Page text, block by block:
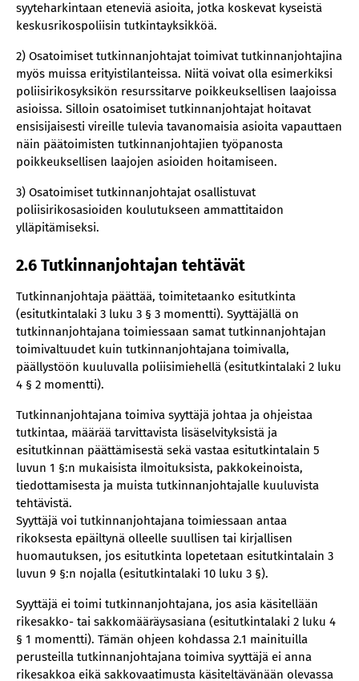
syyteharkintaan eteneviä asioita, jotka koskevat kyseistä
keskusrikospoliisin tutkintayksikköä.
2) Osatoimiset tutkinnanjohtajat toimivat tutkinnanjohtajina
myös muissa erityistilanteissa. Niitä voivat olla esimerkiksi
poliisirikosyksikön resurssitarve poikkeuksellisen laajoissa
asioissa. Silloin osatoimiset tutkinnanjohtajat hoitavat
ensisijaisesti vireille tulevia tavanomaisia asioita vapauttaen
näin päätoimisten tutkinnanjohtajien työpanosta
poikkeuksellisen laajojen asioiden hoitamiseen.
3) Osatoimiset tutkinnanjohtajat osallistuvat
poliisirikosasioiden koulutukseen ammattitaidon
ylläpitämiseksi.
2.6 Tutkinnanjohtajan tehtävät
Tutkinnanjohtaja päättää, toimitetaanko esitutkinta
(esitutkintalaki 3 luku 3 § 3 momentti). Syyttäjällä on
tutkinnanjohtajana toimiessaan samat tutkinnanjohtajan
toimivaltuudet kuin tutkinnanjohtajana toimivalla,
päällystöön kuuluvalla poliisimiehellä (esitutkintalaki 2 luku
4 § 2 momentti).
Tutkinnanjohtajana toimiva syyttäjä johtaa ja ohjeistaa
tutkintaa, määrää tarvittavista lisäselvityksistä ja
esitutkinnan päättämisestä sekä vastaa esitutkintalain 5
luvun 1 §:n mukaisista ilmoituksista, pakkokeinoista,
tiedottamisesta ja muista tutkinnanjohtajalle kuuluvista
tehtävistä.
Syyttäjä voi tutkinnanjohtajana toimiessaan antaa
rikoksesta epäiltynä olleelle suullisen tai kirjallisen
huomautuksen, jos esitutkinta lopetetaan esitutkintalain 3
luvun 9 §:n nojalla (esitutkintalaki 10 luku 3 §).
Syyttäjä ei toimi tutkinnanjohtajana, jos asia käsitellään
rikesakko- tai sakkomääräysasiana (esitutkintalaki 2 luku 4
§ 1 momentti). Tämän ohjeen kohdassa 2.1 mainituilla
perusteilla tutkinnanjohtajana toimiva syyttäjä ei anna
rikesakkoa eikä sakkovaatimusta käsiteltävänään olevassa